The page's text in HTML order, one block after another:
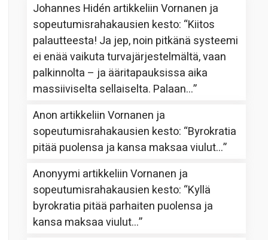
Johannes Hidén artikkeliinVornanen ja
sopeutumisrahakausien kesto: “Kiitos
palautteesta! Ja jep, noin pitkänä systeemi
ei enää vaikuta turvajärjestelmältä, vaan
palkinnolta – ja ääritapauksissa aika
massiiviselta sellaiselta. Palaan…”
Anon artikkeliinVornanen ja
sopeutumisrahakausien kesto: “Byrokratia
pitää puolensa ja kansa maksaa viulut…”
Anonyymi artikkeliinVornanen ja
sopeutumisrahakausien kesto: “Kyllä
byrokratia pitää parhaiten puolensa ja
kansa maksaa viulut…”